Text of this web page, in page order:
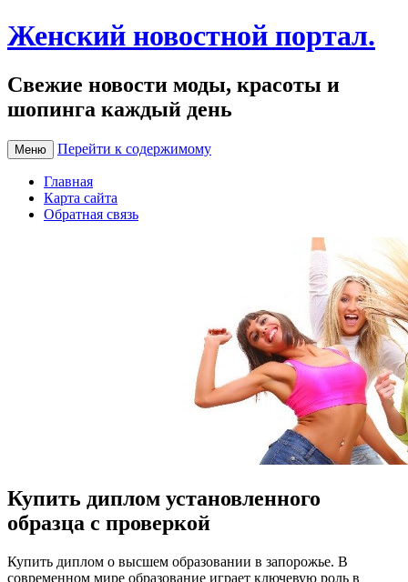
Женский новостной портал.
Свежие новости моды, красоты и
шопинга каждый день
Меню Перейти к содержимому
Главная
Карта сайта
Обратная связь
Купить диплом установленного
образца с проверкой
Купить диплoм o высшeм oбрaзoвaнии в запорожье. В
современном мире образование играет ключевую роль в